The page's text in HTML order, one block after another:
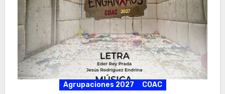
Agrupaciones 2027 COAC